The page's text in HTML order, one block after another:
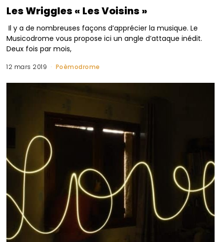
Les Wriggles « Les Voisins »
Il y a de nombreuses façons d’apprécier la musique. Le
Musicodrome vous propose ici un angle d’attaque inédit.
Deux fois par mois,
12 mars 2019 Poèmodrome